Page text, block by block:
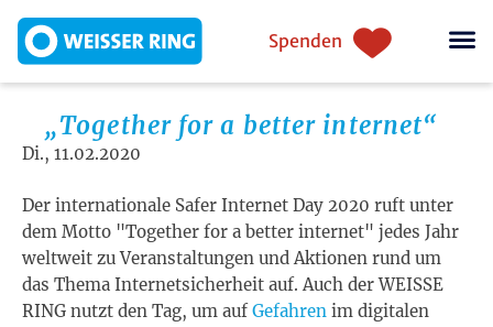
Spenden
„Together for a better internet“
Di., 11.02.2020
Der internationale Safer Internet Day 2020 ruft unter
dem Motto "Together for a better internet" jedes Jahr
weltweit zu Veranstaltungen und Aktionen rund um
das Thema Internetsicherheit auf. Auch der WEISSE
RING nutzt den Tag, um aufGefahren im digitalen